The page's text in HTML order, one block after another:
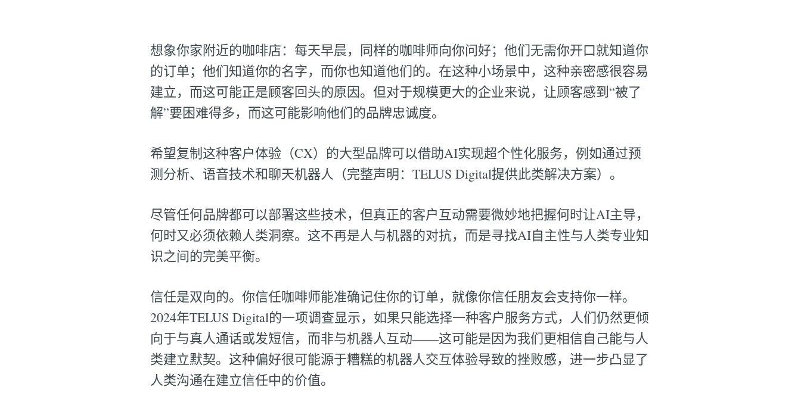
想象你家附近的咖啡店：每天早晨，同样的咖啡师向你问好；他们无需你开口就知道你
的订单；他们知道你的名字，而你也知道他们的。在这种小场景中，这种亲密感很容易
建立，而这可能正是顾客回头的原因。但对于规模更大的企业来说，让顾客感到“被了
解”要困难得多，而这可能影响他们的品牌忠诚度。
希望复制这种客户体验（CX）的大型品牌可以借助AI实现超个性化服务，例如通过预
测分析、语音技术和聊天机器人（完整声明：TELUS Digital提供此类解决方案）。
尽管任何品牌都可以部署这些技术，但真正的客户互动需要微妙地把握何时让AI主导，
何时又必须依赖人类洞察。这不再是人与机器的对抗，而是寻找AI自主性与人类专业知
识之间的完美平衡。
信任是双向的。你信任咖啡师能准确记住你的订单，就像你信任朋友会支持你一样。
2024年TELUS Digital的一项调查显示，如果只能选择一种客户服务方式，人们仍然更倾
向于与真人通话或发短信，而非与机器人互动——这可能是因为我们更相信自己能与人
类建立默契。这种偏好很可能源于糟糕的机器人交互体验导致的挫败感，进一步凸显了
人类沟通在建立信任中的价值。